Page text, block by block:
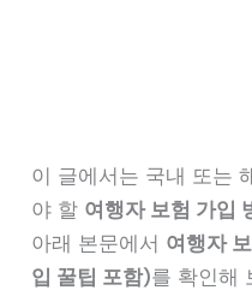
이 글에서는 국내 또는
야 할 여행자 보험 가입
아래 본문에서 여행자
입 꿀팁 포함)를 확인해